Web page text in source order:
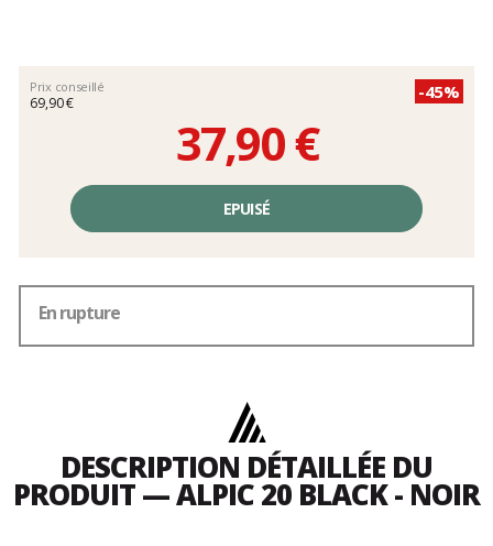
Prix conseillé
69,90 €
-45%
37,90 €
unitaire,
EPUISÉ
En rupture
DESCRIPTION DÉTAILLÉE DU
PRODUIT — ALPIC 20 BLACK - NOIR